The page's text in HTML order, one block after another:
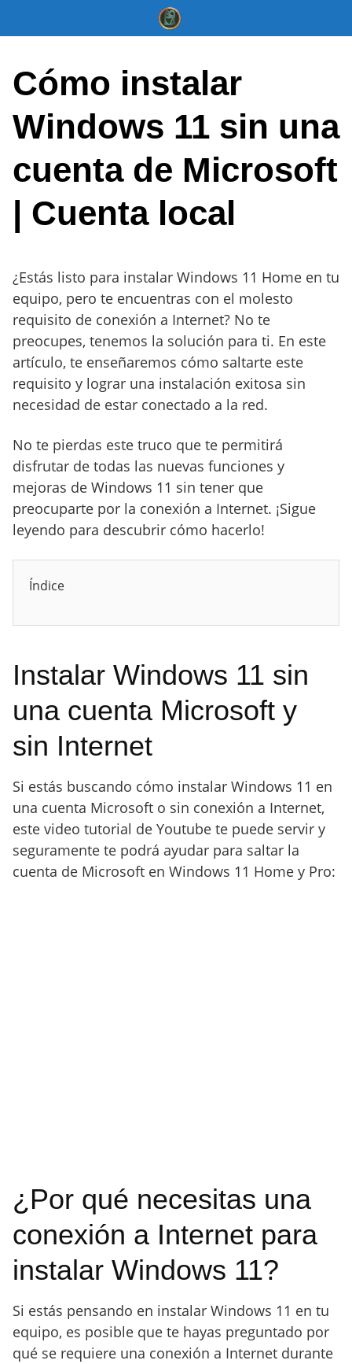
Cómo instalar
Windows 11 sin una
cuenta de Microsoft
| Cuenta local
¿Estás listo para instalar Windows 11 Home en tu
equipo, pero te encuentras con el molesto
requisito de conexión a Internet? No te
preocupes, tenemos la solución para ti. En este
artículo, te enseñaremos cómo saltarte este
requisito y lograr una instalación exitosa sin
necesidad de estar conectado a la red.
No te pierdas este truco que te permitirá
disfrutar de todas las nuevas funciones y
mejoras de Windows 11 sin tener que
preocuparte por la conexión a Internet. ¡Sigue
leyendo para descubrir cómo hacerlo!
Índice
Instalar Windows 11 sin
una cuenta Microsoft y
sin Internet
Si estás buscando cómo instalar Windows 11 en
una cuenta Microsoft o sin conexión a Internet,
este video tutorial de Youtube te puede servir y
seguramente te podrá ayudar para saltar la
cuenta de Microsoft en Windows 11 Home y Pro:
¿Por qué necesitas una
conexión a Internet para
instalar Windows 11?
Si estás pensando en instalar Windows 11 en tu
equipo, es posible que te hayas preguntado por
qué se requiere una conexión a Internet durante